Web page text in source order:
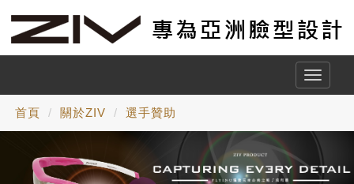
Toggle
首頁 關於ZIV 選手贊助